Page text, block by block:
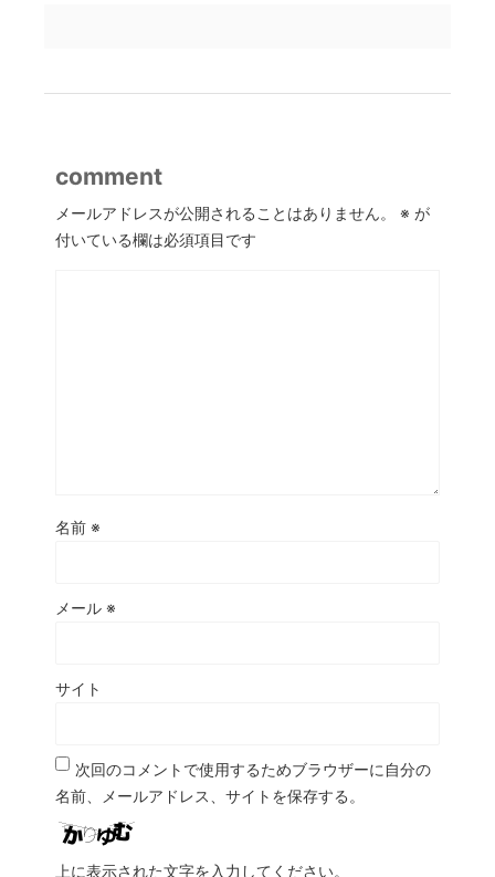
comment
メールアドレスが公開されることはありません。 ※ が
付いている欄は必須項目です
名前 ※
メール ※
サイト
次回のコメントで使用するためブラウザーに自分の
名前、メールアドレス、サイトを保存する。
上に表示された文字を入力してください。